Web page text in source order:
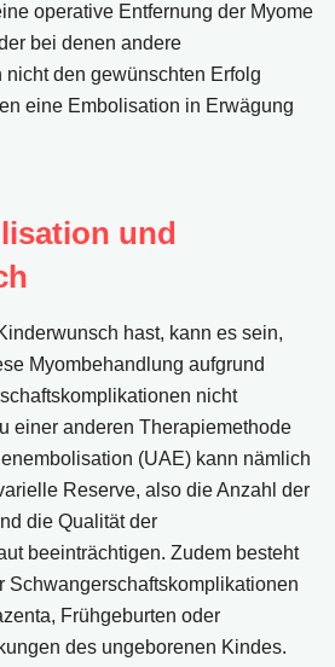
operative Entfernung der Myome
bei denen andere
den gewünschten Erfolg
eine Embolisation in Erwägung
und
hast, kann es sein,
Myombehandlung aufgrund
nicht
einer anderen Therapiemethode
(UAE) kann nämlich
Reserve, also die Anzahl der
die Qualität der
beeinträchtigen. Zudem besteht
Schwangerschaftskomplikationen
Frühgeburten oder
des ungeborenen Kindes.